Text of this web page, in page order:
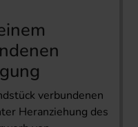
verbundenen
Heranziehung des